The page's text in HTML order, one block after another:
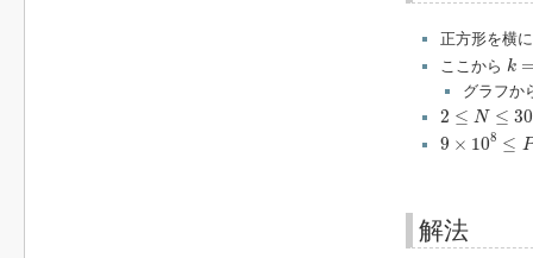
正方形を横
ここから k
k
グラフか
2 ≤ N ≤
2 N ≤3000
9 × 108 ≤ P
9 8≤
解法